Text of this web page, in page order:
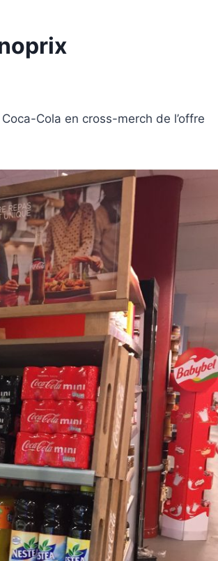
Cola en cross-merch de l’offre